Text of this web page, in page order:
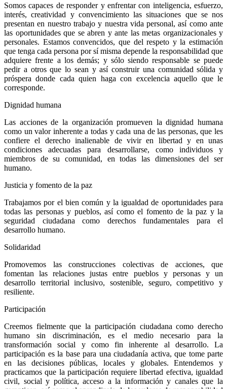
Somos capaces de responder y enfrentar con inteligencia, esfuerzo,
interés, creatividad y convencimiento las situaciones que se nos
presentan en nuestro trabajo y nuestra vida personal, así como ante
las oportunidades que se abren y ante las metas organizacionales y
personales. Estamos convencidos, que del respeto y la estimación
que tenga cada persona por sí misma depende la responsabilidad que
adquiere frente a los demás; y sólo siendo responsable se puede
pedir a otros que lo sean y así construir una comunidad sólida y
próspera donde cada quien haga con excelencia aquello que le
corresponde.
Dignidad humana
Las acciones de la organización promueven la dignidad humana
como un valor inherente a todas y cada una de las personas, que les
confiere el derecho inalienable de vivir en libertad y en unas
condiciones adecuadas para desarrollarse, como individuos y
miembros de su comunidad, en todas las dimensiones del ser
humano.
Justicia y fomento de la paz
Trabajamos por el bien común y la igualdad de oportunidades para
todas las personas y pueblos, así como el fomento de la paz y la
seguridad ciudadana como derechos fundamentales para el
desarrollo humano.
Solidaridad
Promovemos las construcciones colectivas de acciones, que
fomentan las relaciones justas entre pueblos y personas y un
desarrollo territorial inclusivo, sostenible, seguro, competitivo y
resiliente.
Participación
Creemos fielmente que la participación ciudadana como derecho
humano sin discriminación, es el medio necesario para la
transformación social y como fin inherente al desarrollo. La
participación es la base para una ciudadanía activa, que tome parte
en las decisiones públicas, locales y globales. Entendemos y
practicamos que la participación requiere libertad efectiva, igualdad
civil, social y política, acceso a la información y canales que la